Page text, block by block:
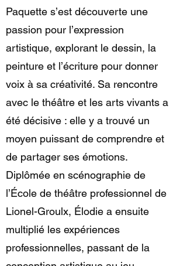
Paquette s’est découverte une
passion pour l’expression
artistique, explorant le dessin, la
peinture et l’écriture pour donner
voix à sa créativité. Sa rencontre
avec le théâtre et les arts vivants a
été décisive : elle y a trouvé un
moyen puissant de comprendre et
de partager ses émotions.
Diplômée en scénographie de
l’École de théâtre professionnel de
Lionel-Groulx, Élodie a ensuite
multiplié les expériences
professionnelles, passant de la